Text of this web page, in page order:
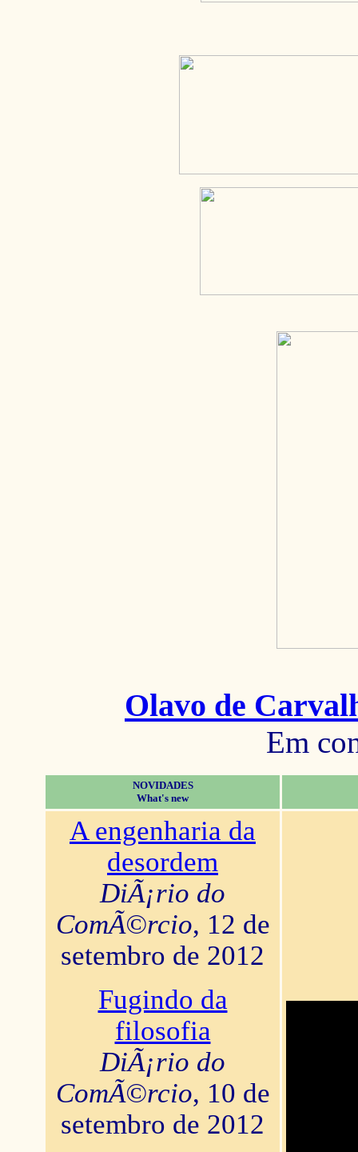
Olavo de
Em
NOVIDADES
What's new
A engenharia da
desordem
DiÃ¡rio do
ComÃ©rcio, 12 de
setembro de 2012
Fugindo da
filosofia
DiÃ¡rio do
ComÃ©rcio, 10 de
setembro de 2012